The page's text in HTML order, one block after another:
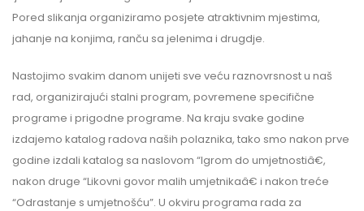
Pored slikanja organiziramo posjete atraktivnim mjestima,
jahanje na konjima, ranču sa jelenima i drugdje.
Nastojimo svakim danom unijeti sve veću raznovrsnost u naš
rad, organizirajući stalni program, povremene specifične
programe i prigodne programe. Na kraju svake godine
izdajemo katalog radova naših polaznika, tako smo nakon prve
godine izdali katalog sa naslovom “Igrom do umjetnostiâ€,
nakon druge “Likovni govor malih umjetnikaâ€ i nakon treće
“Odrastanje s umjetnošću”. U okviru programa rada za